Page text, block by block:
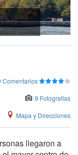
Comentarios
9 Fotografías
Mapa y Direcciones
llegaron a